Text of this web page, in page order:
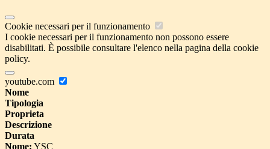
Cookie necessari per il funzionamento
I cookie necessari per il funzionamento non possono essere
disabilitati. È possibile consultare l'elenco nella pagina della cookie
policy.
youtube.com
Nome
Tipologia
Proprieta
Descrizione
Durata
Nome: YSC